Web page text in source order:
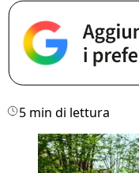
5 min di lettura